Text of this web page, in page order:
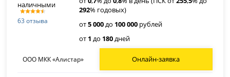
63 отзыва
292% годовых)
от5 000до 100 000 рублей
от 1 до 180дней
ООО МКК «Алистар» Онлайн-заявка